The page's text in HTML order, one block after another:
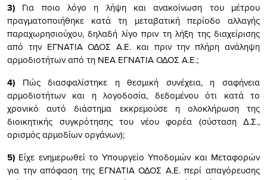
3) Για ποιο λόγο η λήψη και ανακοίνωση του μέτρου
πραγματοποιήθηκε κατά τη μεταβατική περίοδο αλλαγής
παραχωρησιούχου, δηλαδή λίγο πριν τη λήξη της διαχείρισης
από την ΕΓΝΑΤΙΑ ΟΔΟΣ Α.Ε. και πριν την πλήρη ανάληψη
αρμοδιοτήτων από τη ΝΕΑ ΕΓΝΑΤΙΑ ΟΔΟΣ Α.Ε.;
4) Πώς διασφαλίστηκε η θεσμική συνέχεια, η σαφήνεια
αρμοδιοτήτων και η λογοδοσία, δεδομένου ότι κατά το
χρονικό αυτό διάστημα εκκρεμούσε η ολοκλήρωση της
διοικητικής συγκρότησης του νέου φορέα (σύσταση Δ.Σ.,
ορισμός αρμοδίων οργάνων);
5) Είχε ενημερωθεί το Υπουργείο Υποδομών και Μεταφορών
για την απόφαση της ΕΓΝΑΤΙΑ ΟΔΟΣ Α.Ε. περί απαγόρευσης